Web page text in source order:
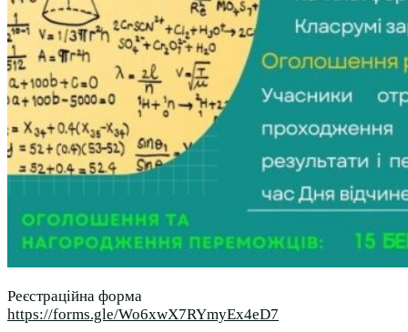
Реєстраційна форма
https://forms.gle/Wo6xwX7RYmyEx4eD7